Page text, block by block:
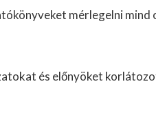
mérlegelni mind
és előnyöket